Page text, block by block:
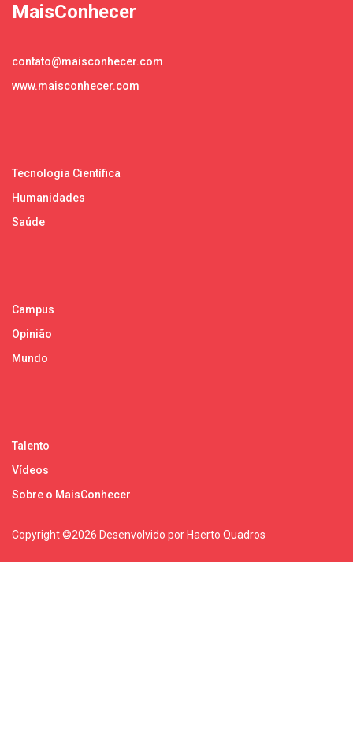
MaisConhecer
contato@maisconhecer.com
www.maisconhecer.com
Tecnologia Científica
Humanidades
Saúde
Campus
Opinião
Mundo
Talento
Vídeos
Sobre o MaisConhecer
Copyright ©2026 Desenvolvido por Haerto Quadros